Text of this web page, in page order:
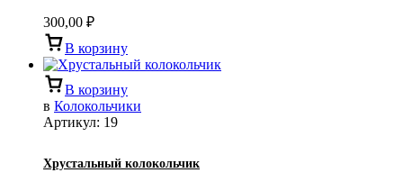
300,00 ₽
В корзину
В корзину
в Колокольчики
Артикул: 19
Хрустальный колокольчик